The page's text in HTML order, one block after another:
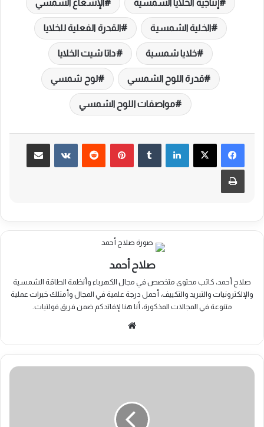
إنتاجية الخلايا الشمسية الإشعاع الشمسي
الخلية الشمسية القدرة الفعلية للخلايا
خلايا شمسية داتا شيت الخلايا
قدرة اللوح الشمسي لوح شمسي
مواصفات اللوح الشمسي
لينكدإن بينتيريست مشاركة عبر البريد
طباعة
صلاح أحمد
صلاح أحمد، كاتب محتوى متخصص في مجال الكهرباء وأنظمة الطاقة الشمسية
والإلكترونيات والتبريد والتكييف، أحمل درجة علمية في المجال وأمتلك خبرات عملية
متنوعة في المجالات المذكورة، أنا هنا لإفاتدكم ضمن فريق فولتيات.
منظم